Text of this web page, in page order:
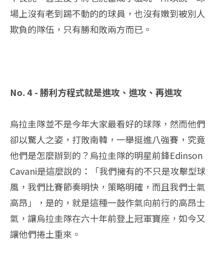
場上沒有老到踢不動的的球員，也沒有嫩到被別人
欺負的隊伍，只有勝和敗兩方而已。
No. 4 - 勝利方程式就是進攻、進攻、再進攻
烏拉圭隊並不是今年大家最看好的球隊，然而他們
卻以驚人之姿，打敗南韓，一舉挺進八強賽，究竟
他們是怎麼辦到的？烏拉圭隊的明星前鋒Edinson
Cavani是這麼說的：「我們擁有的不只是攻擊型球
風，我們比賽節奏明快，策略明確，而且我們士氣
高昂」，是的，就是這種一鼓作氣向前行的高昂士
氣，讓烏拉圭隊在六十年前登上冠軍寶座，如今又
讓他們捲土重來。